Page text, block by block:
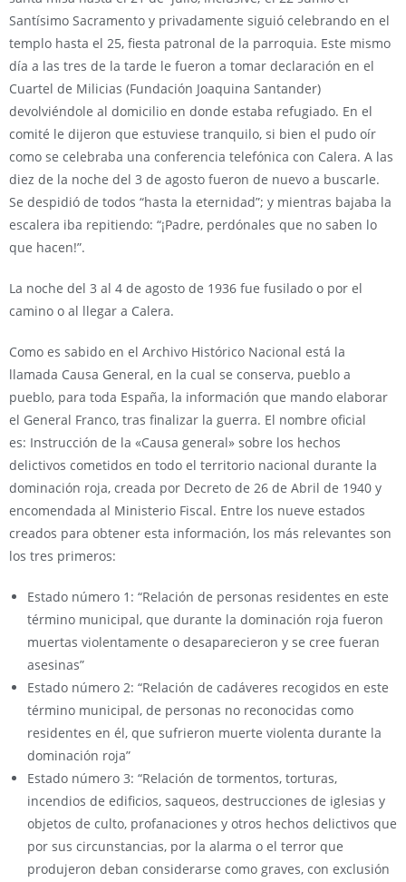
Santísimo Sacramento y privadamente siguió celebrando en el
templo hasta el 25, fiesta patronal de la parroquia. Este mismo
día a las tres de la tarde le fueron a tomar declaración en el
Cuartel de Milicias (Fundación Joaquina Santander)
devolviéndole al domicilio en donde estaba refugiado. En el
comité le dijeron que estuviese tranquilo, si bien el pudo oír
como se celebraba una conferencia telefónica con Calera. A las
diez de la noche del 3 de agosto fueron de nuevo a buscarle.
Se despidió de todos “hasta la eternidad”; y mientras bajaba la
escalera iba repitiendo: “¡Padre, perdónales que no saben lo
que hacen!”.
La noche del 3 al 4 de agosto de 1936 fue fusilado o por el
camino o al llegar a Calera.
Como es sabido en el Archivo Histórico Nacional está la
llamada Causa General, en la cual se conserva, pueblo a
pueblo, para toda España, la información que mando elaborar
el General Franco, tras finalizar la guerra. El nombre oficial
es: Instrucción de la «Causa general» sobre los hechos
delictivos cometidos en todo el territorio nacional durante la
dominación roja, creada por Decreto de 26 de Abril de 1940 y
encomendada al Ministerio Fiscal. Entre los nueve estados
creados para obtener esta información, los más relevantes son
los tres primeros:
Estado número 1: “Relación de personas residentes en este
término municipal, que durante la dominación roja fueron
muertas violentamente o desaparecieron y se cree fueran
asesinas”
Estado número 2: “Relación de cadáveres recogidos en este
término municipal, de personas no reconocidas como
residentes en él, que sufrieron muerte violenta durante la
dominación roja”
Estado número 3: “Relación de tormentos, torturas,
incendios de edificios, saqueos, destrucciones de iglesias y
objetos de culto, profanaciones y otros hechos delictivos que
por sus circunstancias, por la alarma o el terror que
produjeron deban considerarse como graves, con exclusión